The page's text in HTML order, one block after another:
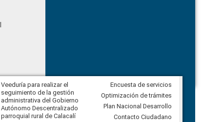
Veeduría para realizar el
seguimiento de la gestión
administrativa del Gobierno
Autónomo Descentralizado
parroquial rural de Calacalí
Veeduría para vigilar los acuerdos,
derivados de la Audiencia Pública
comunidad Urbina, parroquia la
Carolina
Encuesta de servicios
Optimización de trámites
Plan Nacional Desarrollo
Contacto Ciudadano